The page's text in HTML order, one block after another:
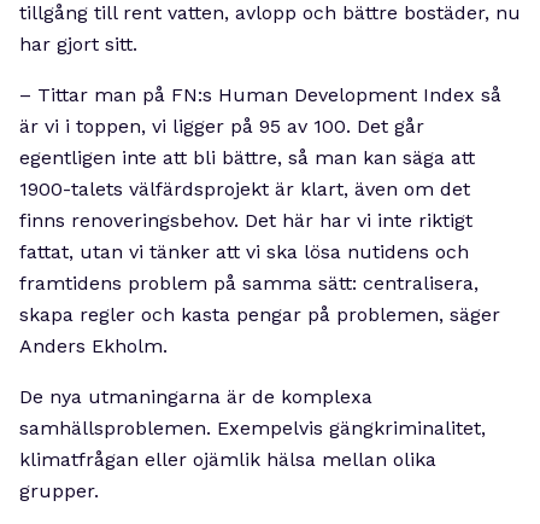
tillgång till rent vatten, avlopp och bättre bostäder, nu
har gjort sitt.
– Tittar man på FN:s Human Development Index så
är vi i toppen, vi ligger på 95 av 100. Det går
egentligen inte att bli bättre, så man kan säga att
1900-talets välfärdsprojekt är klart, även om det
finns renoveringsbehov. Det här har vi inte riktigt
fattat, utan vi tänker att vi ska lösa nutidens och
framtidens problem på samma sätt: centralisera,
skapa regler och kasta pengar på problemen, säger
Anders Ekholm.
De nya utmaningarna är de komplexa
samhällsproblemen. Exempelvis gängkriminalitet,
klimatfrågan eller ojämlik hälsa mellan olika
grupper.